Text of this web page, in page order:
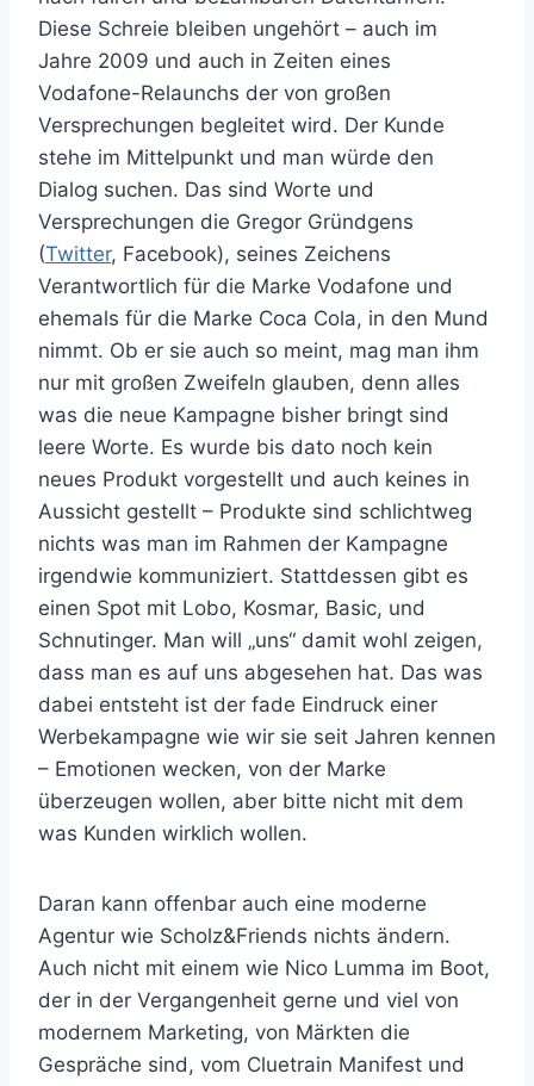
Diese Schreie bleiben ungehört – auch im
Jahre 2009 und auch in Zeiten eines
Vodafone-Relaunchs der von großen
Versprechungen begleitet wird. Der Kunde
stehe im Mittelpunkt und man würde den
Dialog suchen. Das sind Worte und
Versprechungen die Gregor Gründgens
(Twitter, Facebook), seines Zeichens
Verantwortlich für die Marke Vodafone und
ehemals für die Marke Coca Cola, in den Mund
nimmt. Ob er sie auch so meint, mag man ihm
nur mit großen Zweifeln glauben, denn alles
was die neue Kampagne bisher bringt sind
leere Worte. Es wurde bis dato noch kein
neues Produkt vorgestellt und auch keines in
Aussicht gestellt – Produkte sind schlichtweg
nichts was man im Rahmen der Kampagne
irgendwie kommuniziert. Stattdessen gibt es
einen Spot mit Lobo, Kosmar, Basic, und
Schnutinger. Man will „uns“ damit wohl zeigen,
dass man es auf uns abgesehen hat. Das was
dabei entsteht ist der fade Eindruck einer
Werbekampagne wie wir sie seit Jahren kennen
– Emotionen wecken, von der Marke
überzeugen wollen, aber bitte nicht mit dem
was Kunden wirklich wollen.
Daran kann offenbar auch eine moderne
Agentur wie Scholz&Friends nichts ändern.
Auch nicht mit einem wie Nico Lumma im Boot,
der in der Vergangenheit gerne und viel von
modernem Marketing, von Märkten die
Gespräche sind, vom Cluetrain Manifest und